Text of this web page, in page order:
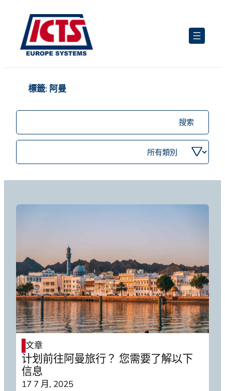
標籤: 阿曼
搜
職
依
類
文章
计划前往阿曼旅行？ 您需要了解以下
信息
17 7 月, 2025